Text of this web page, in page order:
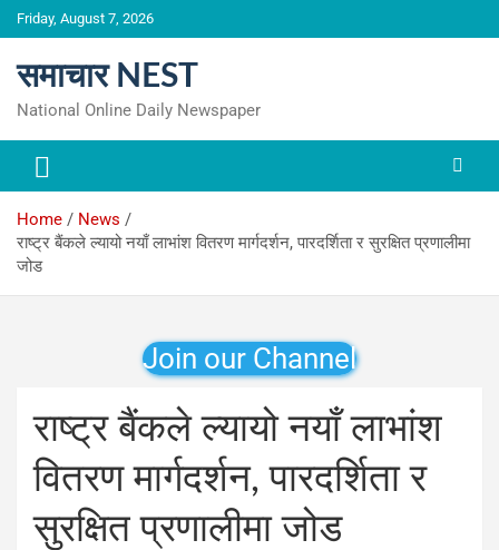
Skip
to
Friday, August 7, 2026
समाचार NEST
National Online Daily Newspaper
Home
News
राष्ट्र बैंकले ल्यायो नयाँ लाभांश वितरण मार्गदर्शन, पारदर्शिता र सुरक्षित प्रणालीमा
जोड
Join our Channel
राष्ट्र बैंकले ल्यायो नयाँ लाभांश
वितरण मार्गदर्शन, पारदर्शिता र
सुरक्षित प्रणालीमा जोड